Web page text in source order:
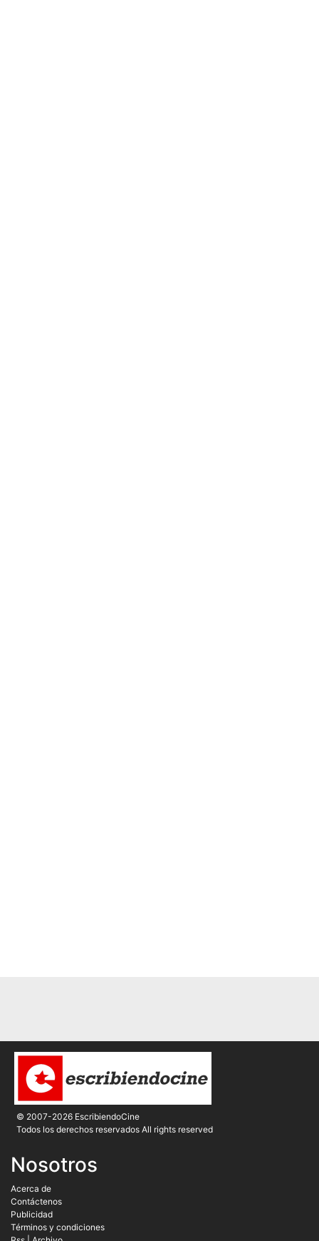
© 2007-2026 EscribiendoCine
Todos los derechos reservados All rights reserved
Nosotros
Acerca de
Contáctenos
Publicidad
Términos y condiciones